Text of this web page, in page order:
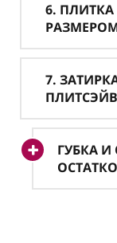
6.
7.
ПЛИТСЭЙВ
ГУБКА